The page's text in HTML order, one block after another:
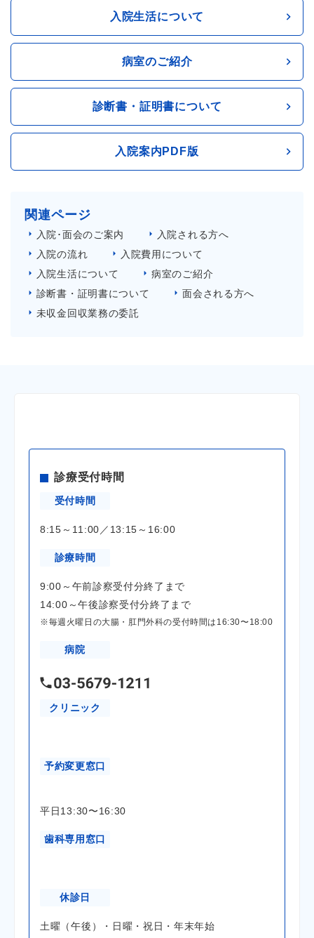
入院生活について
病室のご紹介
診断書・証明書について
入院案内PDF版
関連ページ
入院･面会のご案内
入院される方へ
入院の流れ
入院費用について
入院生活について
病室のご紹介
診断書・証明書について
面会される方へ
未収金回収業務の委託
診療受付時間
受付時間
8:15～11:00／13:15～16:00
診療時間
9:00～午前診察受付分終了まで
14:00～午後診察受付分終了まで
※毎週火曜日の大腸・肛門外科の受付時間は16:30〜18:00
病院
クリニック
予約変更窓口
平日13:30〜16:30
歯科専用窓口
休診日
土曜（午後）・日曜・祝日・年末年始